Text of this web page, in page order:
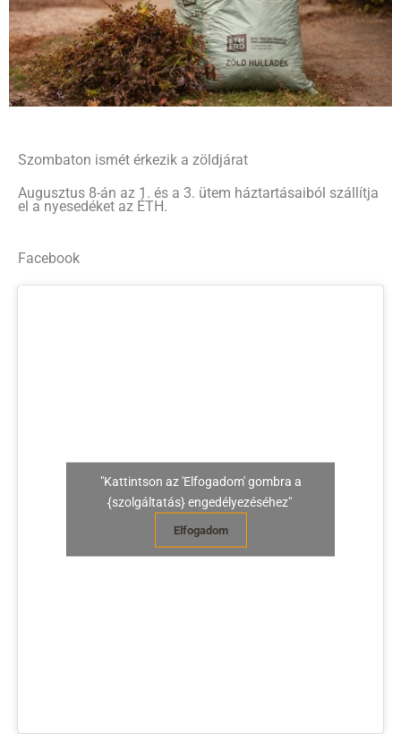
Szombaton ismét érkezik a zöldjárat
Augusztus 8-án az 1. és a 3. ütem háztartásaiból szállítja
el a nyesedéket az ÉTH.
Facebook
"Kattintson az 'Elfogadom' gombra a
{szolgáltatás} engedélyezéséhez"
Elfogadom